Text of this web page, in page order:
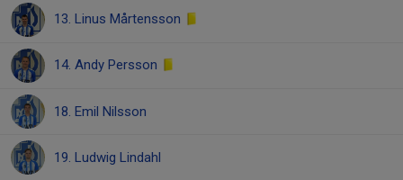
13. Linus Mårtensson
14. Andy Persson
18. Emil Nilsson
19. Ludwig Lindahl